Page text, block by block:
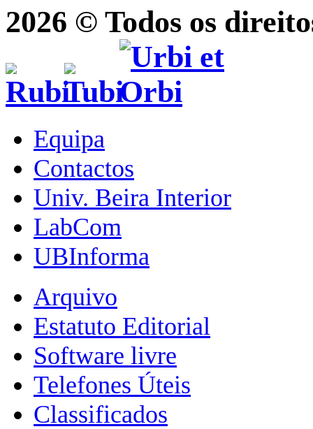
2026 © Todos os
Equipa
Contactos
Univ. Beira Interior
LabCom
UBInforma
Arquivo
Estatuto Editorial
Software livre
Telefones Úteis
Classificados